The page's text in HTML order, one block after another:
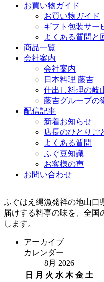
お買い物ガイド
お買い物ガイド
ギフト包装サー
よくある質問と
商品一覧
会社案内
会社案内
日本料理 藤吉
仕出し料理の岐
藤吉グループの
配信記事
新着お知らせ
店長のひとりご
よくある質問
ふぐ豆知識
お客様の声
お問い合わせ
ふぐはえ縄漁発祥の地山口
届けする料亭の味を、全国
します。
アーカイブ
カレンダー
8月 2026
日
月 火 水 木 金 土